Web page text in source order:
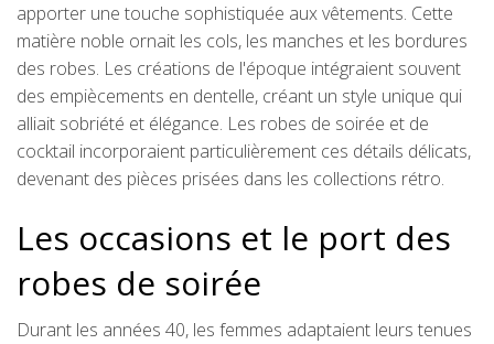
apporter une touche sophistiquée aux vêtements. Cette
matière noble ornait les cols, les manches et les bordures
des robes. Les créations de l'époque intégraient souvent
des empiècements en dentelle, créant un style unique qui
alliait sobriété et élégance. Les robes de soirée et de
cocktail incorporaient particulièrement ces détails délicats,
devenant des pièces prisées dans les collections rétro.
Les occasions et le port des
robes de soirée
Durant les années 40, les femmes adaptaient leurs tenues